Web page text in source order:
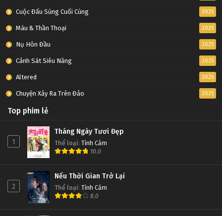
Cuộc Đấu Súng Cuối Cùng 2025
Máu & Thần Thoại 2025
Nụ Hôn Đầu 2025
Cảnh Sát Siêu Năng 2025
Altered 2025
Chuyện Xảy Ra Trên Đảo 2025
Top phim lẻ
1
Tháng Ngày Tươi Đẹp
Thể loại: Tình Cảm
10.0
2
Nếu Thời Gian Trở Lại
Thể loại: Tình Cảm
8.0